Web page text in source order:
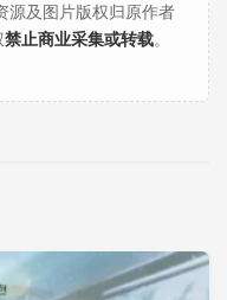
源及图片版权归原作者
禁止商业采集或转载。